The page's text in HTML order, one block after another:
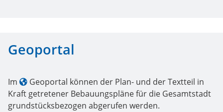
Geoportal
Im Geoportal können der Plan- und der Textteil in
Kraft getretener Bebauungspläne für die Gesamtstadt
grundstücksbezogen abgerufen werden.